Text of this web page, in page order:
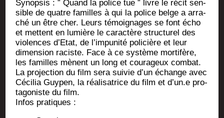
Synop­sis : ” Quand la police tue ” livre le récit sen­
sible de quatre familles à qui la police belge a arra­
ché un être cher. Leurs témoi­gnages se font écho
et mettent en lumière le carac­tère struc­tu­rel des
vio­lences d’E­tat, de l’im­pu­ni­té poli­cière et leur
dimen­sion raciste. Face à ce sys­tème mor­ti­fère,
les familles mènent un long et cou­ra­geux combat.
La pro­jec­tion du film sera sui­vie d’un échange avec
Céci­lia Guy­pen, la réa­li­sa­trice du film et d’un.e pro­
ta­go­niste du film.
Infos pra­tiques :